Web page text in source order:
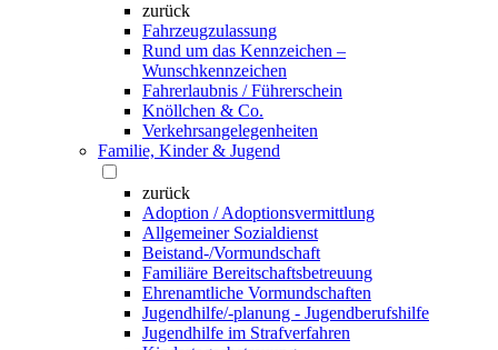
zurück
Fahrzeugzulassung
Rund um das Kennzeichen –
Wunschkennzeichen
Fahrerlaubnis / Führerschein
Knöllchen & Co.
Verkehrsangelegenheiten
Familie, Kinder & Jugend
zurück
Adoption / Adoptionsvermittlung
Allgemeiner Sozialdienst
Beistand-/Vormundschaft
Familiäre Bereitschaftsbetreuung
Ehrenamtliche Vormundschaften
Jugendhilfe/-planung - Jugendberufshilfe
Jugendhilfe im Strafverfahren